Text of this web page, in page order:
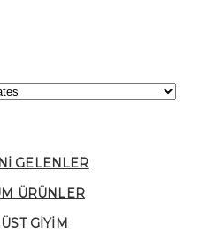
GELENLER
ÜRÜNLER
ÜST GIYIM